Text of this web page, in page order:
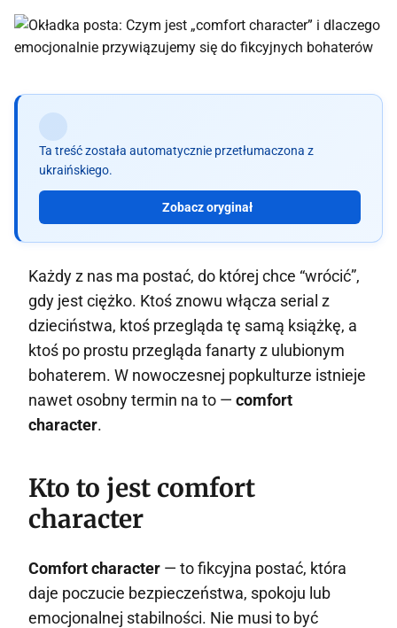
Ta treść została automatycznie przetłumaczona z
ukraińskiego.
Zobacz oryginał
Każdy z nas ma postać, do której chce “wrócić”,
gdy jest ciężko. Ktoś znowu włącza serial z
dzieciństwa, ktoś przegląda tę samą książkę, a
ktoś po prostu przegląda fanarty z ulubionym
bohaterem. W nowoczesnej popkulturze istnieje
nawet osobny termin na to — comfort
character.
Kto to jest comfort
character
Comfort character — to fikcyjna postać, która
daje poczucie bezpieczeństwa, spokoju lub
emocjonalnej stabilności. Nie musi to być